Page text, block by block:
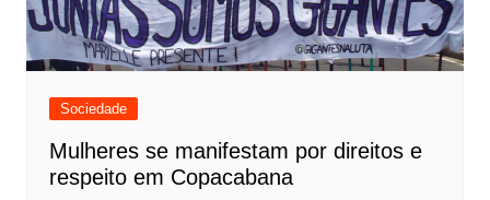
Sociedade
Mulheres se manifestam por direitos e
respeito em Copacabana